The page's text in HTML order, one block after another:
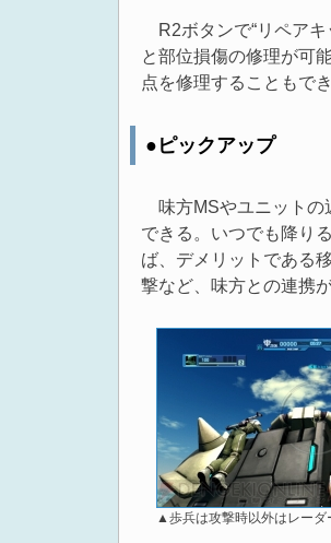
R2ボタンで“リペアキ
と部位損傷の修理が可
点を修理することもで
●ピックアップ
味方MSやユニットの
できる。いつでも降り
ば、デメリットである
撃など、味方との連携
▲歩兵は攻撃時以外はレーダ